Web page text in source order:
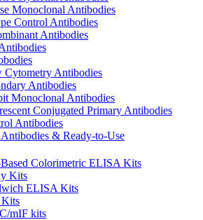
Monoclonal Antibodies
Control Antibodies
Antibodies
Cytometry Antibodies
Antibodies
Monoclonal Antibodies
Conjugated Primary Antibodies
Antibodies
& Ready-to-Use
Colorimetric ELISA Kits
Kits
ELISA Kits
mIF kits